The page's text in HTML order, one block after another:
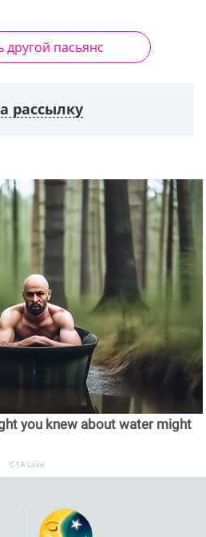
другой пасьянс
рассылку
you knew about water might
CTA Love